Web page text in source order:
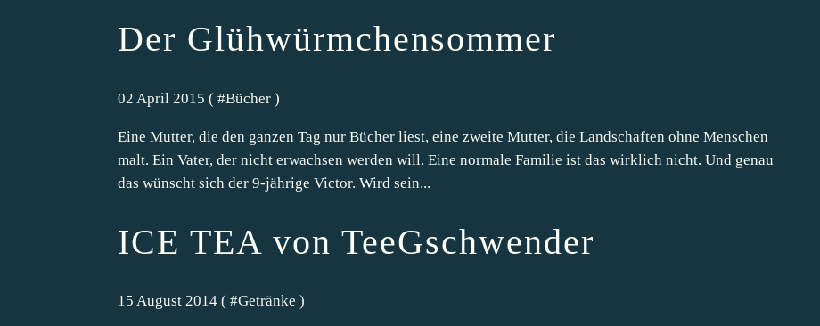
Der Glühwürmchensommer
02 April 2015 ( #Bücher )
Eine Mutter, die den ganzen Tag nur Bücher liest, eine zweite Mutter, die Landschaften ohne Menschen
malt. Ein Vater, der nicht erwachsen werden will. Eine normale Familie ist das wirklich nicht. Und genau
das wünscht sich der 9-jährige Victor. Wird sein...
ICE TEA von TeeGschwender
15 August 2014 ( #Getränke )